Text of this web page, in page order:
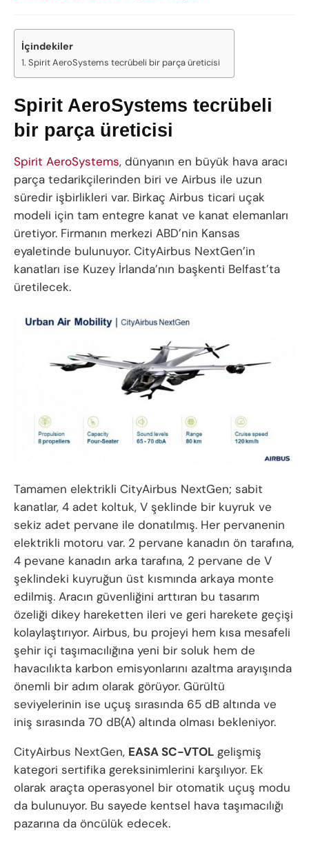
İçindekiler
Spirit AeroSystems tecrübeli bir parça üreticisi
Spirit AeroSystems tecrübeli
bir parça üreticisi
Spirit AeroSystems, dünyanın en büyük hava aracı
parça tedarikçilerinden biri ve Airbus ile uzun
süredir işbirlikleri var. Birkaç Airbus ticari uçak
modeli için tam entegre kanat ve kanat elemanları
üretiyor. Firmanın merkezi ABD’nin Kansas
eyaletinde bulunuyor. CityAirbus NextGen’in
kanatları ise Kuzey İrlanda’nın başkenti Belfast’ta
üretilecek.
Tamamen elektrikli CityAirbus NextGen; sabit
kanatlar, 4 adet koltuk, V şeklinde bir kuyruk ve
sekiz adet pervane ile donatılmış. Her pervanenin
elektrikli motoru var. 2 pervane kanadın ön tarafına,
4 pevane kanadın arka tarafına, 2 pervane de V
şeklindeki kuyruğun üst kısmında arkaya monte
edilmiş. Aracın güvenliğini arttıran bu tasarım
özeliği dikey hareketten ileri ve geri harekete geçişi
kolaylaştırıyor. Airbus, bu projeyi hem kısa mesafeli
şehir içi taşımacılığına yeni bir soluk hem de
havacılıkta karbon emisyonlarını azaltma arayışında
önemli bir adım olarak görüyor. Gürültü
seviyelerinin ise uçuş sırasında 65 dB altında ve
iniş sırasında 70 dB(A) altında olması bekleniyor.
CityAirbus NextGen, EASA SC-VTOL gelişmiş
kategori sertifika gereksinimlerini karşılıyor. Ek
olarak araçta operasyonel bir otomatik uçuş modu
da bulunuyor. Bu sayede kentsel hava taşımacılığı
pazarına da öncülük edecek.